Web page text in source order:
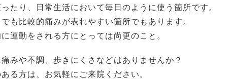
たり、日常生活において毎日のように使う箇所です。
も比較的痛みが表れやすい箇所でもあります。
運動をされる方にとっては尚更のこと。
みや不調、歩きにくさなどはありませんか？
る方は、お気軽にご来院ください。